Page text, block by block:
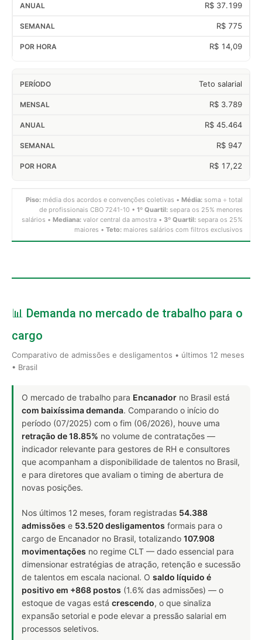
R$ 37.199
R$ 775
R$ 14,09
Teto salarial
R$ 3.789
R$ 45.464
R$ 947
R$ 17,22
Piso: média dos acordos e convenções coletivas • Média: soma ÷ total
de profissionais CBO 7241-10 • 1º Quartil: separa os 25% menores
salários • Mediana: valor central da amostra • 3º Quartil: separa os 25%
maiores • Teto: maiores salários com filtros exclusivos
📊 Demanda no mercado de trabalho para o
cargo
Comparativo de admissões e desligamentos • últimos 12 meses
• Brasil
O mercado de trabalho para Encanador no Brasil está
com baixíssima demanda. Comparando o início do
período (07/2025) com o fim (06/2026), houve uma
retração de 18.85% no volume de contratações —
indicador relevante para gestores de RH e consultores
que acompanham a disponibilidade de talentos no Brasil,
e para diretores que avaliam o timing de abertura de
novas posições.
Nos últimos 12 meses, foram registradas 54.388
admissões e 53.520 desligamentos formais para o
cargo de Encanador no Brasil, totalizando 107.908
movimentações no regime CLT — dado essencial para
dimensionar estratégias de atração, retenção e sucessão
de talentos em escala nacional. O saldo líquido é
positivo em +868 postos (1.6% das admissões) — o
estoque de vagas está crescendo, o que sinaliza
expansão setorial e pode elevar a pressão salarial em
processos seletivos.